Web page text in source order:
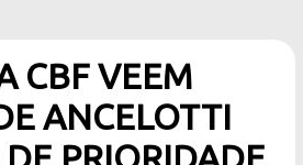
CBF VEEM
ANCELOTTI